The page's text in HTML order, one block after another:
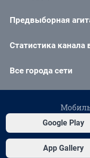
Предвыборная
Статистика канала
Все города сети
Google Play
App Gallery